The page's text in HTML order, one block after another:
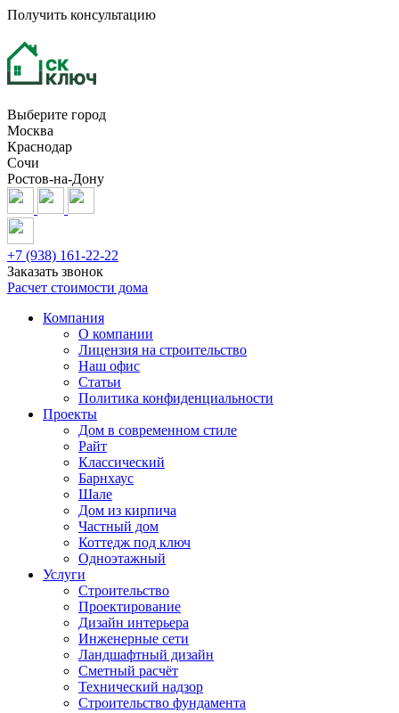
Получить консультацию
Выберите город
Москва
Краснодар
Сочи
Ростов-на-Дону
+7 (938) 161-22-22
Заказать звонок
Расчет стоимости дома
Компания
О компании
Лицензия на строительство
Наш офис
Статьи
Политика конфиденциальности
Проекты
Дом в современном стиле
Райт
Классический
Барнхаус
Шале
Дом из кирпича
Частный дом
Коттедж под ключ
Одноэтажный
Услуги
Строительство
Проектирование
Дизайн интерьера
Инженерные сети
Ландшафтный дизайн
Сметный расчёт
Технический надзор
Строительство фундамента